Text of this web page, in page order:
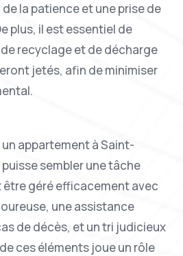
la patience et une prise de
plus, il est essentiel de
recyclage et de décharge
jetés, afin de minimiser
appartement à Saint-
sembler une tâche
géré efficacement avec
une assistance
de décès, et un tri judicieux
ces éléments joue un rôle